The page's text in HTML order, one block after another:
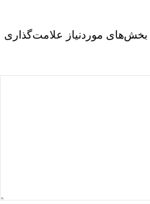
بخش‌های موردنیاز علامت‌گذاری